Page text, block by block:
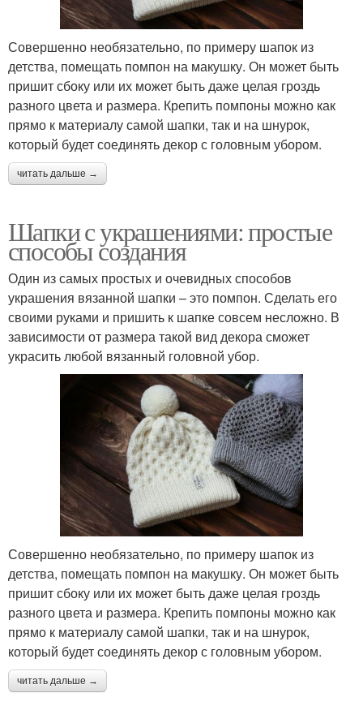
Совершенно необязательно, по примеру шапок из
детства, помещать помпон на макушку. Он может быть
пришит сбоку или их может быть даже целая гроздь
разного цвета и размера. Крепить помпоны можно как
прямо к материалу самой шапки, так и на шнурок,
который будет соединять декор с головным убором.
читать дальше →
Шапки с украшениями: простые
способы создания
Один из самых простых и очевидных способов
украшения вязанной шапки – это помпон. Сделать его
своими руками и пришить к шапке совсем несложно. В
зависимости от размера такой вид декора сможет
украсить любой вязанный головной убор.
Совершенно необязательно, по примеру шапок из
детства, помещать помпон на макушку. Он может быть
пришит сбоку или их может быть даже целая гроздь
разного цвета и размера. Крепить помпоны можно как
прямо к материалу самой шапки, так и на шнурок,
который будет соединять декор с головным убором.
читать дальше →